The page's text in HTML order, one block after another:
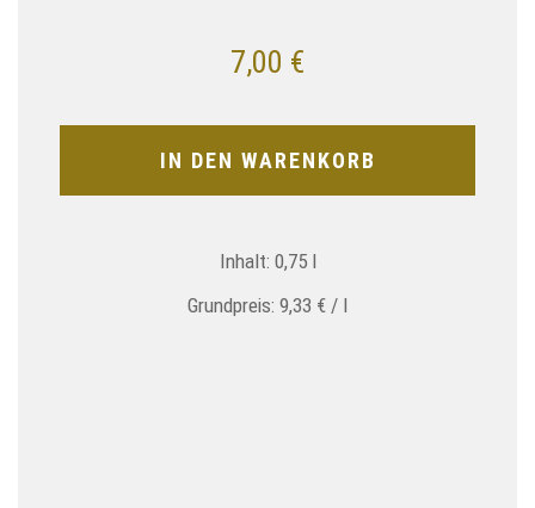
7,00 €
IN DEN WARENKORB
Inhalt: 0,75 l
Grundpreis: 9,33 € / l